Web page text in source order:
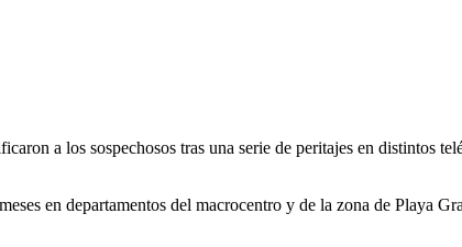
a los sospechosos tras una serie de peritajes en distintos
en departamentos del macrocentro y de la zona de Playa